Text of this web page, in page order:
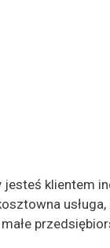
klientem
usługa,